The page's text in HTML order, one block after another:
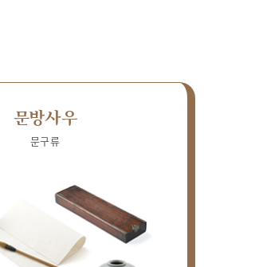
문방사우
문구류